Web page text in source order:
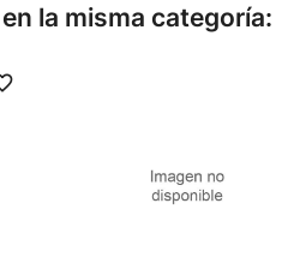
la misma categoría: